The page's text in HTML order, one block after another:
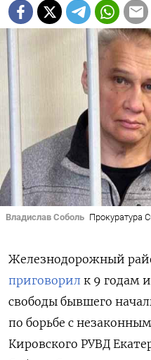
Владислав Соболь Прокуратура
Железнодорожный
приговорил к 9 годам
свободы бывшего
по борьбе с
Кировского РУВД